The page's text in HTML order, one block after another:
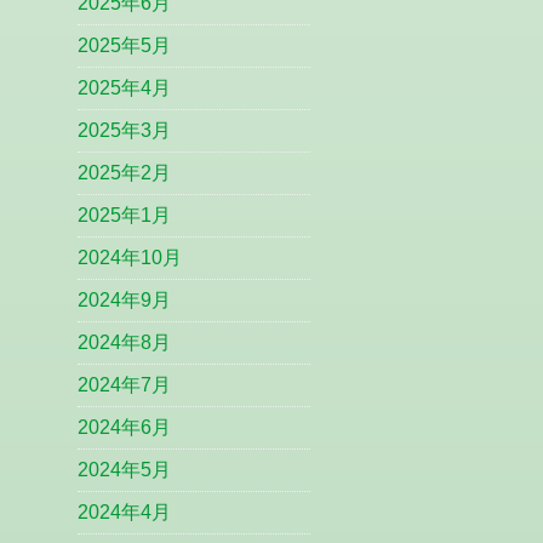
2025年5月
2025年4月
2025年3月
2025年2月
2025年1月
2024年10月
2024年9月
2024年8月
2024年7月
2024年6月
2024年5月
2024年4月